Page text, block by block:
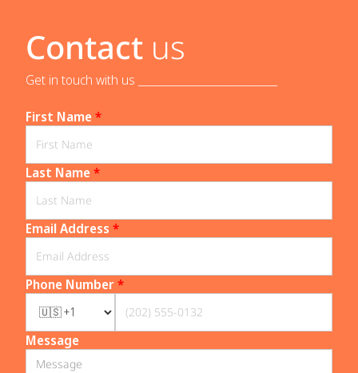
Contact us
Get in touch with us _____________________________
First Name*
Last Name*
Email Address *
Phone Number*
Message